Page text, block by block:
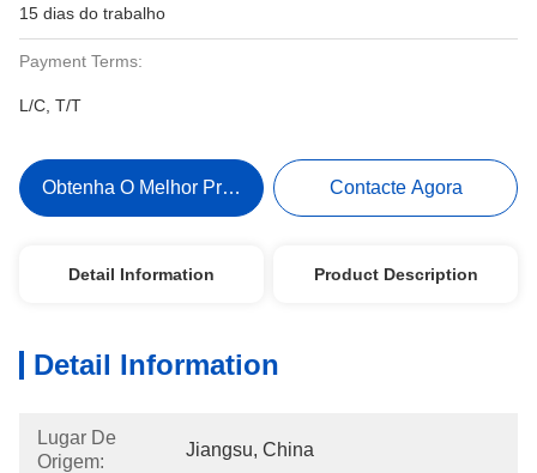
15 dias do trabalho
Payment Terms:
L/C, T/T
Obtenha O Melhor Preço Contacte Agora
Detail Information Product Description
Detail Information
Lugar De
Origem:
Jiangsu, China